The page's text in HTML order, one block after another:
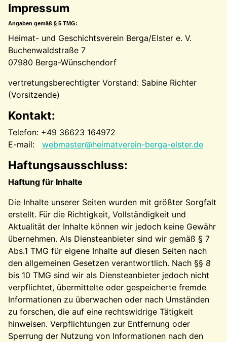
Impressum
Angaben gemäß § 5 TMG:
Heimat- und Geschichtsverein Berga/Elster e. V.
Buchenwaldstraße 7
07980 Berga-Wünschendorf
vertretungsberechtigter Vorstand: Sabine Richter
(Vorsitzende)
Kontakt:
Telefon: +49 36623 164972
E-mail: webmaster@heimatverein-berga-elster.de
Haftungsausschluss:
Haftung für Inhalte
Die Inhalte unserer Seiten wurden mit größter Sorgfalt
erstellt. Für die Richtigkeit, Vollständigkeit und
Aktualität der Inhalte können wir jedoch keine Gewähr
übernehmen. Als Diensteanbieter sind wir gemäß § 7
Abs.1 TMG für eigene Inhalte auf diesen Seiten nach
den allgemeinen Gesetzen verantwortlich. Nach §§ 8
bis 10 TMG sind wir als Diensteanbieter jedoch nicht
verpflichtet, übermittelte oder gespeicherte fremde
Informationen zu überwachen oder nach Umständen
zu forschen, die auf eine rechtswidrige Tätigkeit
hinweisen. Verpflichtungen zur Entfernung oder
Sperrung der Nutzung von Informationen nach den